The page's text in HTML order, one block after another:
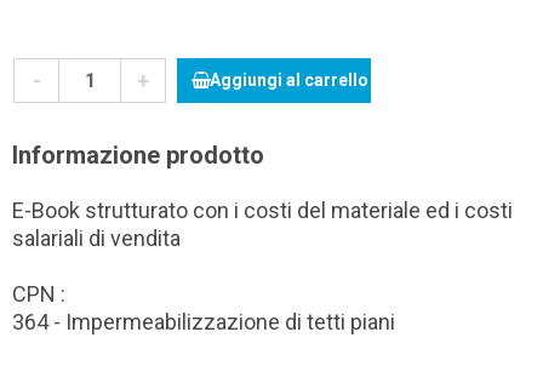
- + Aggiungi al carrello
Informazione prodotto
E-Book strutturato con i costi del materiale ed i costi
salariali di vendita
CPN :
364 - Impermeabilizzazione di tetti piani